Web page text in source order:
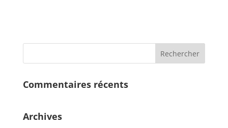
Commentaires récents
Archives